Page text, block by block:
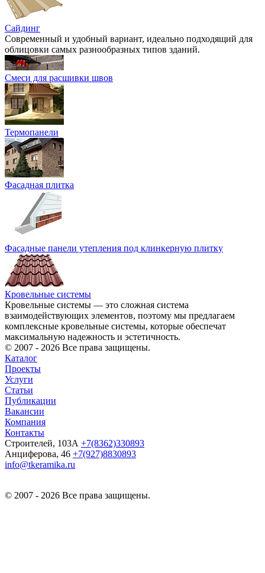
Сайдинг
Современный и удобный вариант, идеально подходящий для
облицовки самых разнообразных типов зданий.
Смеси для расшивки швов
Термопанели
Фасадная плитка
Фасадные панели утепления под клинкерную плитку
Кровельные системы
Кровельные системы — это сложная система
взаимодействующих элементов, поэтому мы предлагаем
комплексные кровельные системы, которые обеспечат
максимальную надежность и эстетичность.
© 2007 - 2026 Все права защищены.
Каталог
Проекты
Услуги
Статьи
Публикации
Вакансии
Компания
Контакты
Строителей, 103А +7(8362)330893
Анциферова, 46 +7(927)8830893
info@tkeramika.ru
© 2007 - 2026 Все права защищены.